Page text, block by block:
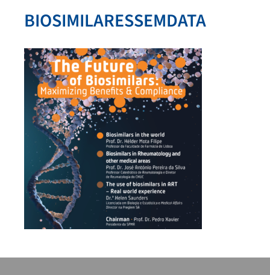
BIOSIMILARESSEMDATA